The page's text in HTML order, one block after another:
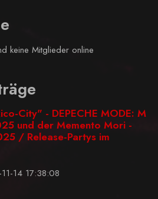
keine Mitglieder online
City" - DEPECHE MODE: M
und der Memento Mori -
/ Release-Partys im
14 17:38:08